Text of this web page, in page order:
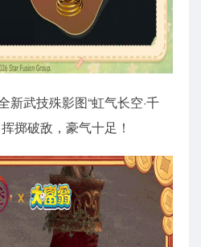
新武技殊影图“虹气长空·千
掷破敌，豪气十足！